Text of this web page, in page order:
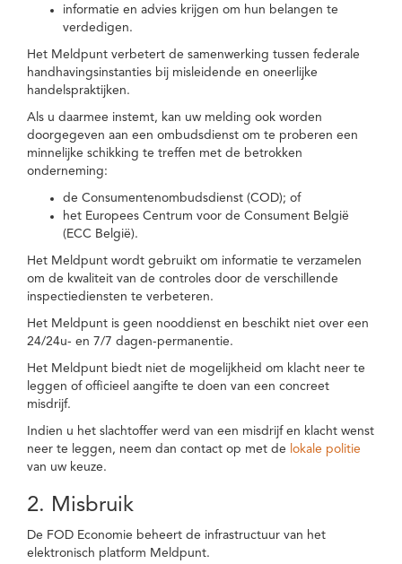
informatie en advies krijgen om hun belangen te
verdedigen.
Het Meldpunt verbetert de samenwerking tussen federale
handhavingsinstanties bij misleidende en oneerlijke
handelspraktijken.
Als u daarmee instemt, kan uw melding ook worden
doorgegeven aan een ombudsdienst om te proberen een
minnelijke schikking te treffen met de betrokken
onderneming:
de Consumentenombudsdienst (COD); of
het Europees Centrum voor de Consument België
(ECC België).
Het Meldpunt wordt gebruikt om informatie te verzamelen
om de kwaliteit van de controles door de verschillende
inspectiediensten te verbeteren.
Het Meldpunt is geen nooddienst en beschikt niet over een
24/24u- en 7/7 dagen-permanentie.
Het Meldpunt biedt niet de mogelijkheid om klacht neer te
leggen of officieel aangifte te doen van een concreet
misdrijf.
Indien u het slachtoffer werd van een misdrijf en klacht wenst
neer te leggen, neem dan contact op met de lokale politie
van uw keuze.
2. Misbruik
De FOD Economie beheert de infrastructuur van het
elektronisch platform Meldpunt.